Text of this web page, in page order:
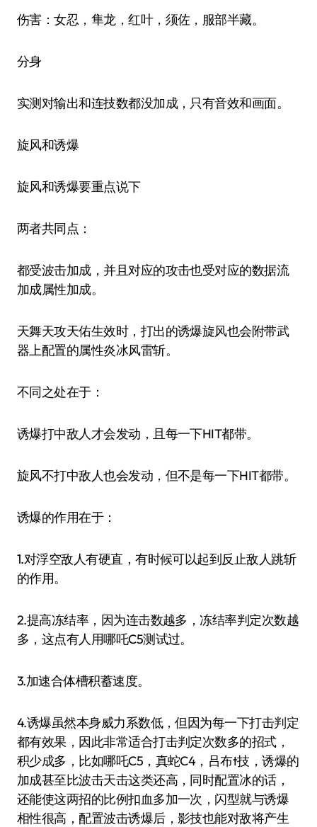
伤害：女忍，隼龙，红叶，须佐，服部半藏。
分身
实测对输出和连技数都没加成，只有音效和画面。
旋风和诱爆
旋风和诱爆要重点说下
两者共同点：
都受波击加成，并且对应的攻击也受对应的数据流
加成属性加成。
天舞天攻天佑生效时，打出的诱爆旋风也会附带武
器上配置的属性炎冰风雷斩。
不同之处在于：
诱爆打中敌人才会发动，且每一下HIT都带。
旋风不打中敌人也会发动，但不是每一下HIT都带。
诱爆的作用在于：
1.对浮空敌人有硬直，有时候可以起到反止敌人跳斩
的作用。
2.提高冻结率，因为连击数越多，冻结率判定次数越
多，这点有人用哪吒C5测试过。
3.加速合体槽积蓄速度。
4.诱爆虽然本身威力系数低，但因为每一下打击判定
都有效果，因此非常适合打击判定次数多的招式，
积少成多，比如哪吒C5，真蛇C4，吕布t技，诱爆的
加成甚至比波击天击这类还高，同时配置冰的话，
还能使这两招的比例扣血多加一次，闪型就与诱爆
相性很高，配置波击诱爆后，影技也能对敌将产生